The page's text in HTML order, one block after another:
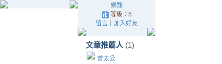
樂翔
等級：5
留言｜ 加入好友
文章推薦人 (1)
曾太公